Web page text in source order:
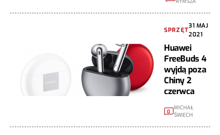
SPRZĘT
31 MAJ
2021
Huawei
FreeBuds 4
wyjdą poza
Chiny 2
czerwca
0
MICHAŁ
ŚWIECH